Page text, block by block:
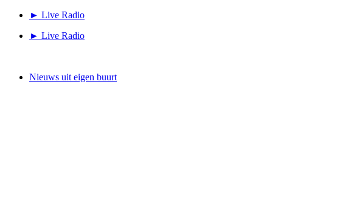
► Live Radio
► Live Radio
Nieuws uit eigen buurt